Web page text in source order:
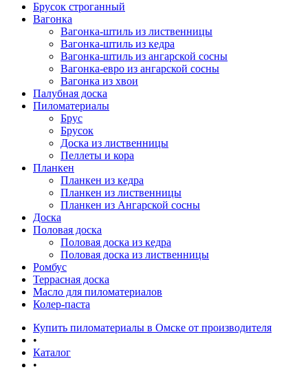
Брусок строганный
Вагонка
Вагонка-штиль из лиственницы
Вагонка-штиль из кедра
Вагонка-штиль из ангарской сосны
Вагонка-евро из ангарской сосны
Вагонка из хвои
Палубная доска
Пиломатериалы
Брус
Брусок
Доска из лиственницы
Пеллеты и кора
Планкен
Планкен из кедра
Планкен из лиственницы
Планкен из Ангарской сосны
Доска
Половая доска
Половая доска из кедра
Половая доска из лиственницы
Ромбус
Террасная доска
Масло для пиломатериалов
Колер-паста
Купить пиломатериалы в Омске от производителя
•
Каталог
•